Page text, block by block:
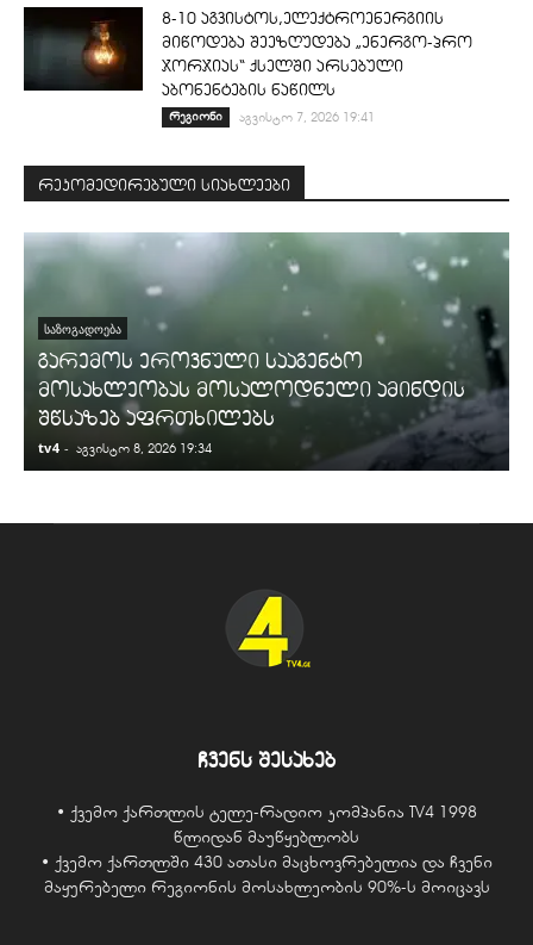
8-10 აგვისტოს,ელექტროენერგიის
მიწოდება შეეზღუდება „ენერგო-პრო
ჯორჯიას“ ქსელში არსებული
აბონენტების ნაწილს
რეგიონი აგვისტო 7, 2026 19:41
რეკომედირებული სიახლეები
ᲡᲐᲖᲝᲒᲐᲓᲝᲔᲑᲐ
გარემოს ეროვნული სააგენტო
მოსახლეობას მოსალოდნელი ამინდის
შწსაზებ აფრთხილებს
tv4 - აგვისტო 8, 2026 19:34
ჩვენს შესახებ
• ქვემო ქართლის ტელე-რადიო კომპანია TV4 1998
წლიდან მაუწყებლობს
• ქვემო ქართლში 430 ათასი მაცხოვრებელია და ჩვენი
მაყურებელი რეგიონის მოსახლეობის 90%-ს მოიცავს